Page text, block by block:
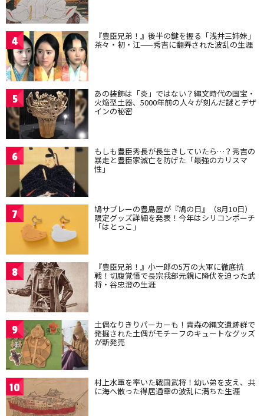
4 『豊臣兄弟！』後半の鍵を握る「浅井三姉妹」
茶々・初・江——秀吉に翻弄された波乱の生涯
5 あの装飾は「炎」ではない？縄文時代の国宝・
火焔型土器、5000年前の人々が刻んだ謎とデザ
インの秘密
6 もしも豊臣秀長が長生きしていたら…？秀吉の
暴走と豊臣家滅亡を防げた「最強のカリスマ
性」
7 鳩サブレーの豊島屋が『鳩の日』（8月10日）
限定グッズ詳細を発表！今年はシリコンポーチ
「はとっこ」
8 『豊臣兄弟！』小一郎の5万の大軍に徹底抗
戦！切腹覚悟で長宗我部元親に降伏を迫った武
将・谷忠澄の生涯
9 土偶なりきりパーカーも！青森の縄文遺跡群で
発掘された土偶がモチーフのキュートなグッズ
が新発売
10 村上水軍を率いた戦国武将！幼い弟を支え、共
に海へ散った得居通幸の波乱に満ちた生涯